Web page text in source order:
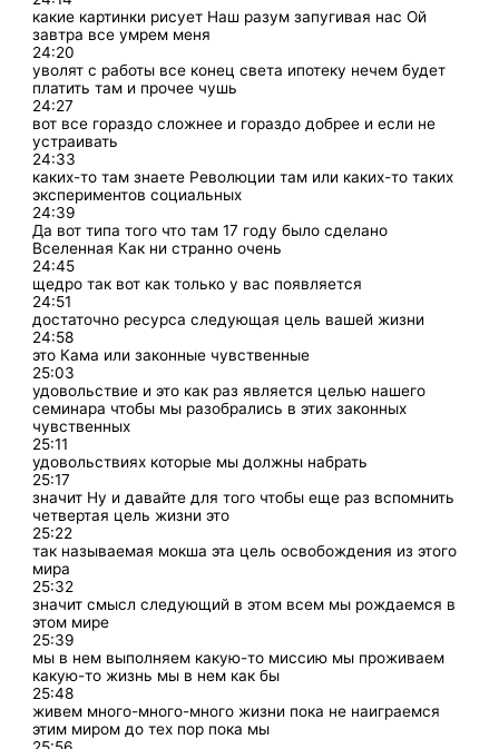
какие картинки рисует Наш разум запугивая нас Ой
завтра все умрем меня
24:20
уволят с работы все конец света ипотеку нечем будет
платить там и прочее чушь
24:27
вот все гораздо сложнее и гораздо добрее и если не
устраивать
24:33
каких-то там знаете Революции там или каких-то таких
экспериментов социальных
24:39
Да вот типа того что там 17 году было сделано
Вселенная Как ни странно очень
24:45
щедро так вот как только у вас появляется
24:51
достаточно ресурса следующая цель вашей жизни
24:58
это Кама или законные чувственные
25:03
удовольствие и это как раз является целью нашего
семинара чтобы мы разобрались в этих законных
чувственных
25:11
удовольствиях которые мы должны набрать
25:17
значит Ну и давайте для того чтобы еще раз вспомнить
четвертая цель жизни это
25:22
так называемая мокша эта цель освобождения из этого
мира
25:32
значит смысл следующий в этом всем мы рождаемся в
этом мире
25:39
мы в нем выполняем какую-то миссию мы проживаем
какую-то жизнь мы в нем как бы
25:48
живем много-много-много жизни пока не наиграемся
этим миром до тех пор пока мы